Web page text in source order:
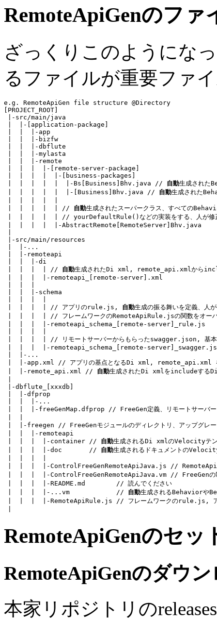
RemoteApiGenのファ
ざっくりこのようにな
るファイルが重要ファ
e.g. RemoteApiGen file structure @Directory
[PROJECT_ROOT]
|-src/main/java
|  |-[application-package]
|  |  |-app
|  |  |-bizfw
|  |  |-dbflute
|  |  |-mylasta
|  |  |-remote
|  |  |  |-[remote-server-package]
|  |  |  |  |-[business-packages]
|  |  |  |  |  |-Bs[Business]Bhv.java
// 自動生成された
|  |  |  |  |  |-[Business]Bhv.java
// 自動生成された
// 自動生成されたスーパークラス、すべての
// yourDefaultRule()などの実装をする、人が修
|  |  |  |  |-AbstractRemote[RemoteServer]Bhv.java
|-src/main/resources
|  |-...
|  |-remoteapi
|  |  |-di
// 自動生成されたDi xml, remote_api.xmlから
|  |  |  |-remoteapi_[remote-server].xml
|  |  |-schema
// アプリのrule.js, 自動生成の振る舞いを定義、人
// フレームワークのRemoteApiRule.jsの関数をオーバ
|  |  |  |- remoteapi_schema_[remote-server]_rule.js
// リモートサーバーからもらったswagger.json, 基本
|  |  |  |- remoteapi_schema_[remote-
|  |-...
|  |-app.xml
// アプリの基点となるDi xml, remote_api.xml
|  |-remote_api.xml
// 自動生成されたDi xmlをincludeする
|-dbflute_[xxxdb]
|  |-dfprop
|  |  |-...
|  |  |-freeGenMap.dfprop
// FreeGen定義、リモートサーバ
|  |-freegen
// FreeGenモジュールのディレクトリ、アップグレー
|  |  |-remoteapi
|  |  |  |-container
// 自動生成されるDi xmlのVelocityテン
|  |  |  |-doc
// 自動生成されるドキュメントの
|  |  |  |-ControlFreeGenRemoteApiJava.js
//
|  |  |  |-ControlFreeGenRemoteApiJava.vm
// FreeGenの
|  |  |  |-README.md
// 読んでください
|  |  |  |-...vm
// 自動生成されるBehaviorや
|  |  |  |-RemoteApiRule.js
// フレームワークのrule.js, ア
RemoteApiGenのセッ
RemoteApiGenのダウ
本家リポジトリの